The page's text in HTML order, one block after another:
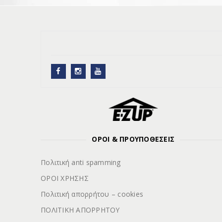
ΟΡΟΙ & ΠΡΟΥΠΟΘΕΣΕΙΣ
Πολιτική anti spamming
ΟΡΟΙ ΧΡΗΣΗΣ
Πολιτική απορρήτου – cookies
ΠΟΛΙΤΙΚΗ ΑΠΟΡΡΗΤΟΥ